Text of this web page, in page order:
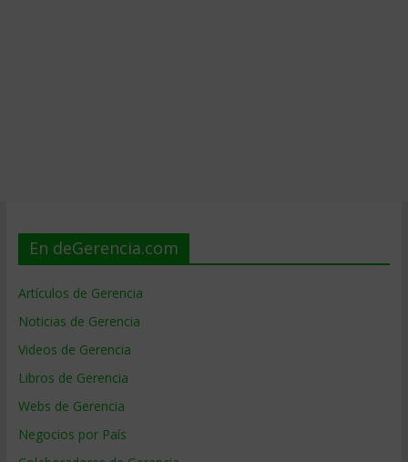
En deGerencia.com
Artículos de Gerencia
Noticias de Gerencia
Videos de Gerencia
Libros de Gerencia
Webs de Gerencia
Negocios por País